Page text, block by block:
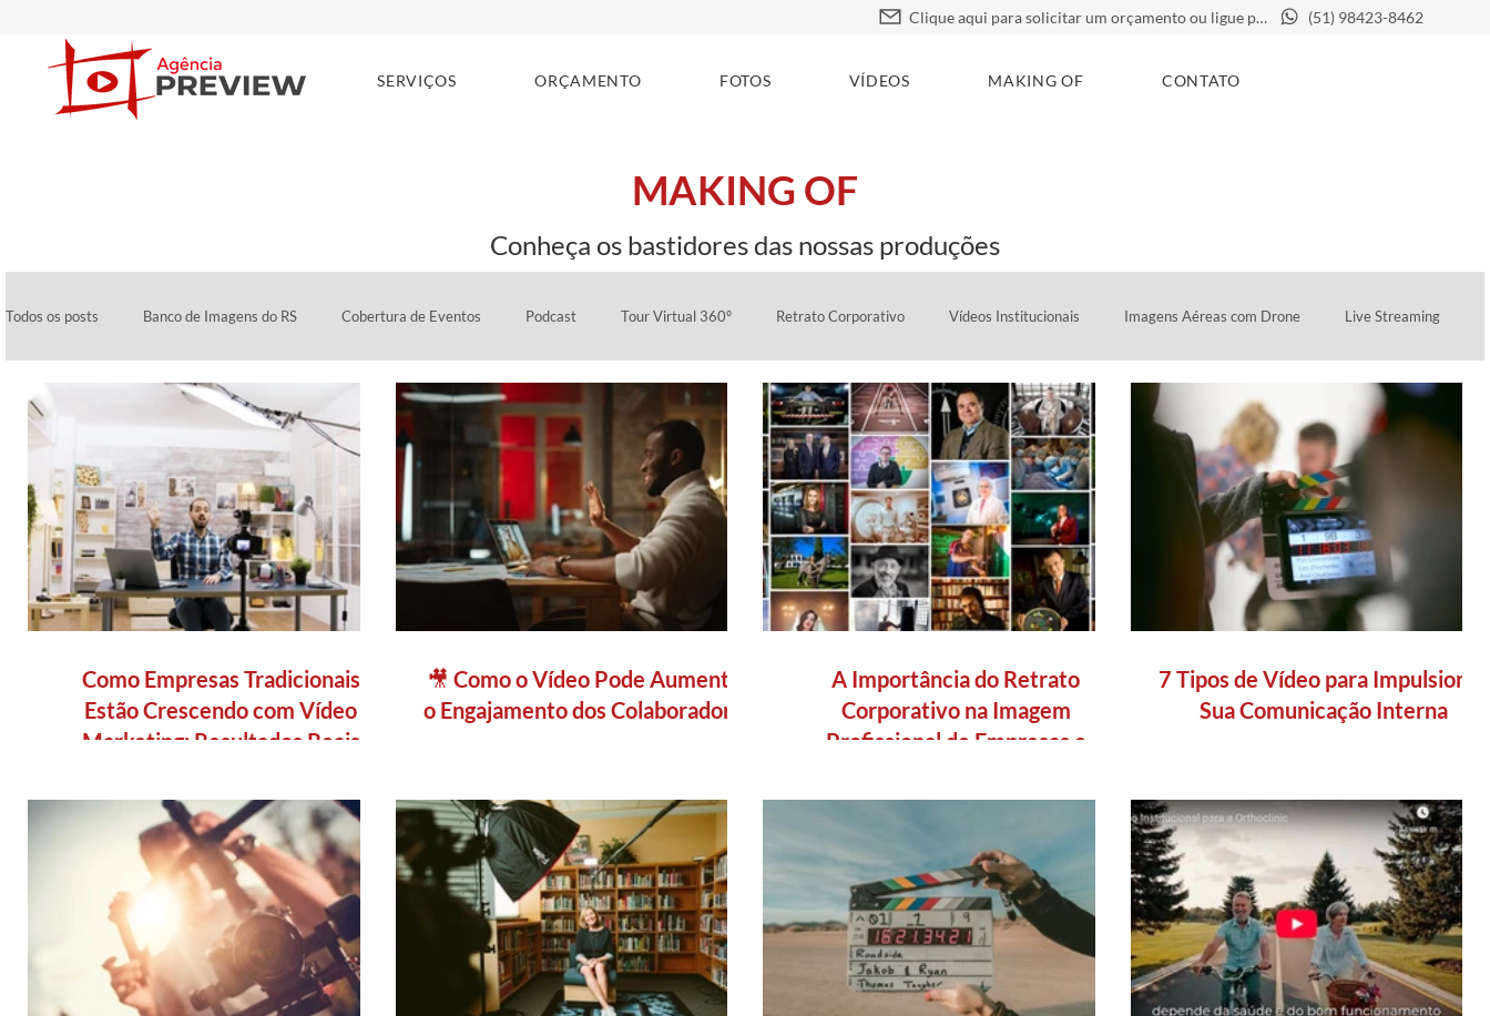
Clique aqui para solicitar um orçamento ou ligue para (51) 98423-8462
SERVIÇOS ORÇAMENTO FOTOS VÍDEOS MAKING OF CONTATO
MAKING OF
Conheça os bastidores das nossas produções
Todos os posts Banco de Imagens do RS Cobertura de Eventos Podcast Tour Virtual 360º Retrato Corporativo Vídeos Institucionais Imagens Aéreas com Drone Live Streaming
Como Empresas Tradicionais
Estão Crescendo com Vídeo
Marketing: Resultados Reais
🎥 Como o Vídeo Pode Aumentar
o Engajamento dos Colaboradores
A Importância do Retrato
Corporativo na Imagem
Profissional de Empresas e
7 Tipos de Vídeo para Impulsionar
Sua Comunicação Interna